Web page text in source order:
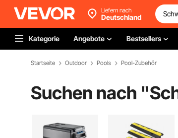
Liefern nach
Deutschland
Kategorie Angebote Bestsellers
Startseite Outdoor Pools Pool-Zubehör
Suchen nach "